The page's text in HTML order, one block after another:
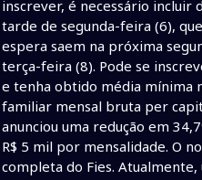
inscrever, é necessário incluir
tarde de segunda-feira (6),
espera saem na próxima
terça-feira (8). Pode se
e tenha obtido média mínima
familiar mensal bruta per
anunciou uma redução em
R$ 5 mil por mensalidade. O
completa do Fies.